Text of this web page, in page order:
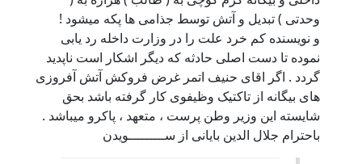
وحدتی ) تبديل و آتش توسط جذامی ها پکه ميشود !
و نويسنده کم خرد علت را در وزارت داخله رد يابی
نموده تا دست اصلی حادثه که ديگر اشکار است ناپديد
گردد . اگر اقای حنيف اتمر غرض فروکش آتش آفروزی
های بيگانه از تاکتيک وظيفوی کار گرفته باشد بحق
شايسته اين وزير وطن پرست ، متعهد ، پاکرو ميباشد .
باحترام جلال الدين بايانی از ســـــــــويدن